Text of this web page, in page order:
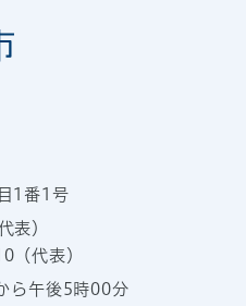
1番1号
代表）
（代表）
ら午後5時00分